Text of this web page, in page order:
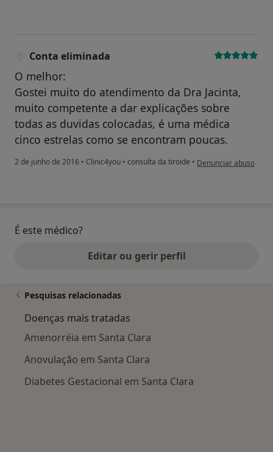
Conta eliminada
O melhor:
Gostei muito do atendimento da Dra Jacinta,
muito competente a dar explicações sobre
todas as duvidas colocadas, é uma médica
cinco estrelas como se encontram poucas.
2 de junho de 2016 • Clinic4you • consulta da tiroide • na opinião do
Denunciar abuso
É este médico?
Editar ou gerir perfil
Pesquisas relacionadas
Doenças mais tratadas
Amenorréia em Santa Clara
Anovulação em Santa Clara
Diabetes Gestacional em Santa Clara